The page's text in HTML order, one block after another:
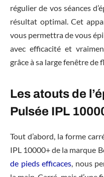
régulier de vos séances
résultat optimal. Cet
vous permettra de vous
avec efficacité et
grâce à sa large fenêtre de
Les atouts de
Pulsée IPL
Tout d’abord, la forme
IPL 10000+ de la marque
de pieds efficaces , nous